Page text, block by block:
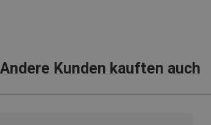
Andere Kunden kauften auch